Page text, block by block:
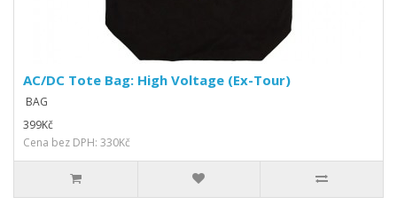
AC/DC Tote Bag: High Voltage (Ex-Tour)
BAG
399Kč
Cena bez DPH: 330Kč